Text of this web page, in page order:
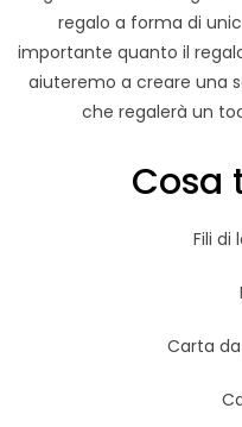
regalo a forma di
importante quanto il
aiuteremo a creare una
che regalerà un
Cosa
Fili di
Carta